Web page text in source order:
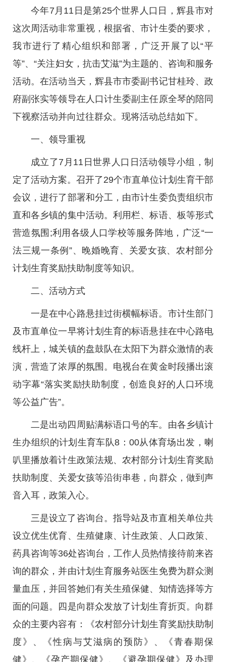
今年7月11日是第25个世界人口日，辉县市对
这次周活动非常重视，根据省、市计生委的要求，
我市进行了精心组织和部署，广泛开展了以“平
等”、“关注妇女，抗击艾滋”为主题的、咨询和服务
活动。在活动当天，辉县市市委副书记甘桂玲、政
府副张实等领导在人口计生委副主任原全琴的陪同
下视察活动并向过往群众。现将活动总结如下。
一、领导重视
成立了7月11日世界人口日活动领导小组，制
定了活动方案。召开了29个市直单位计划生育干部
会议，进行了部署和分工，由市计生委负责组织市
直和各乡镇的集中活动。利用栏、标语、板等形式
营造氛围;利用各级人口学校等服务阵地，广泛“一
法三规一条例”、晚婚晚育、关爱女孩、农村部分
计划生育奖励扶助制度等知识。
二、活动方式
一是在中心路悬挂过街横幅标语。市计生部门
及市直单位一早将计划生育的标语悬挂在中心路电
线杆上，城关镇的盘鼓队在太阳下为群众激情的表
演，营造了浓厚的氛围。电视台在黄金时段播出滚
动字幕“落实奖励扶助制度，创造良好的人口环境
等公益广告”。
二是出动四周贴满标语口号的车。由各乡镇计
生办组织的计划生育车队8：00从体育场出发，喇
叭里播放着计生政策法规、农村部分计划生育奖励
扶助制度、关爱女孩等沿街串巷，向群众，做到声
音入耳，政策入心。
三是设立了咨询台。指导站及市直相关单位共
设立优生优育、生殖健康、计生政策、人口政策、
药具咨询等36处咨询台，工作人员热情接待前来咨
询的群众，并由计划生育服务站医生免费为群众测
量血压，并回答她们有关生殖保健、知情选择等方
面的问题。四是向群众发放了计划生育折页。向群
众的主要内容有：《农村部分计划生育奖励扶助制
度》、《性病与艾滋病的预防》、《青春期保
健》、《孕产期保健》、《避孕期保健》及办理